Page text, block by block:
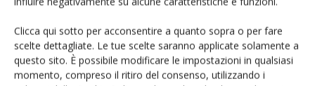
Clicca qui sotto per acconsentire a quanto sopra o per fare
scelte dettagliate. Le tue scelte saranno applicate solamente a
questo sito. È possibile modificare le impostazioni in qualsiasi
momento, compreso il ritiro del consenso, utilizzando i